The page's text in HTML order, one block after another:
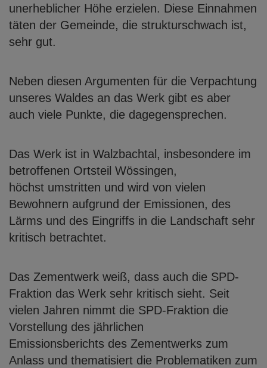
unerheblicher Höhe erzielen. Diese Einnahmen
täten der Gemeinde, die strukturschwach ist,
sehr gut.
Neben diesen Argumenten für die Verpachtung
unseres Waldes an das Werk gibt es aber
auch viele Punkte, die dagegensprechen.
Das Werk ist in Walzbachtal, insbesondere im
betroffenen Ortsteil Wössingen,
höchst umstritten und wird von vielen
Bewohnern aufgrund der Emissionen, des
Lärms und des Eingriffs in die Landschaft sehr
kritisch betrachtet.
Das Zementwerk weiß, dass auch die SPD-
Fraktion das Werk sehr kritisch sieht. Seit
vielen Jahren nimmt die SPD-Fraktion die
Vorstellung des jährlichen
Emissionsberichts des Zementwerks zum
Anlass und thematisiert die Problematiken zum